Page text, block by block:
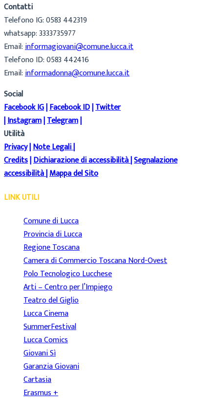
Contatti
Telefono IG: 0583 442319
whatsapp: 3333735977
Email:informagiovani@comune.lucca.it
Telefono ID: 0583 442416
Email:informadonna@comune.lucca.it
Social
Facebook IG|Facebook ID|Twitter
|Instagram|Telegram|
Utilità
Privacy|Note Legali|
Credits|Dichiarazione di accessibilità|Segnalazione
accessibilità|Mappa del Sito
LINK UTILI
Comune di Lucca
Provincia di Lucca
Regione Toscana
Camera di Commercio Toscana Nord-Ovest
Polo Tecnologico Lucchese
Arti – Centro per l’Impiego
Teatro del Giglio
Lucca Cinema
SummerFestival
Lucca Comics
Giovani Sì
Garanzia Giovani
Cartasia
Erasmus +